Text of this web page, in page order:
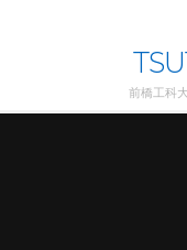
前橋工科